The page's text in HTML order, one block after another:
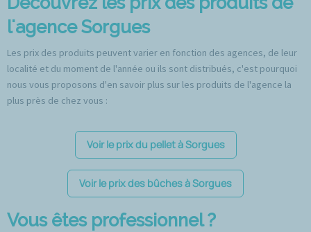
l'agence Sorgues
Les prix des produits peuvent varier en fonction des agences, de leur
localité et du moment de l'année ou ils sont distribués, c'est pourquoi
nous vous proposons d'en savoir plus sur les produits de l'agence la
plus près de chez vous :
Voir le prix du pellet à Sorgues
Voir le prix des bûches à Sorgues
Vous êtes professionnel ?